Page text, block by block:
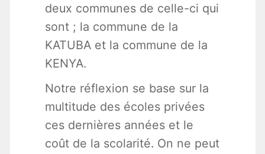
deux communes de celle-ci qui
sont ; la commune de la
KATUBA et la commune de la
KENYA.
Notre réflexion se base sur la
multitude des écoles privées
ces dernières années et le
coût de la scolarité. On ne peut